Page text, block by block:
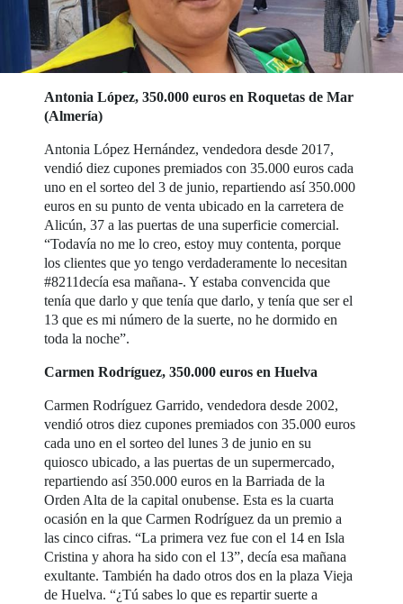
Antonia López, 350.000 euros en Roquetas de Mar
(Almería)
Antonia López Hernández, vendedora desde 2017,
vendió diez cupones premiados con 35.000 euros cada
uno en el sorteo del 3 de junio, repartiendo así 350.000
euros en su punto de venta ubicado en la carretera de
Alicún, 37 a las puertas de una superficie comercial.
“Todavía no me lo creo, estoy muy contenta, porque
los clientes que yo tengo verdaderamente lo necesitan
#8211decía esa mañana-. Y estaba convencida que
tenía que darlo y que tenía que darlo, y tenía que ser el
13 que es mi número de la suerte, no he dormido en
toda la noche”.
Carmen Rodríguez, 350.000 euros en Huelva
Carmen Rodríguez Garrido, vendedora desde 2002,
vendió otros diez cupones premiados con 35.000 euros
cada uno en el sorteo del lunes 3 de junio en su
quiosco ubicado, a las puertas de un supermercado,
repartiendo así 350.000 euros en la Barriada de la
Orden Alta de la capital onubense. Esta es la cuarta
ocasión en la que Carmen Rodríguez da un premio a
las cinco cifras. “La primera vez fue con el 14 en Isla
Cristina y ahora ha sido con el 13”, decía esa mañana
exultante. También ha dado otros dos en la plaza Vieja
de Huelva. “¿Tú sabes lo que es repartir suerte a